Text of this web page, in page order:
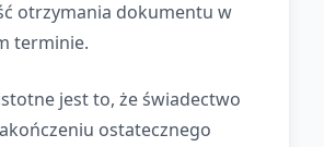
otrzymania dokumentu w
terminie.
jest to, że świadectwo
ostatecznego